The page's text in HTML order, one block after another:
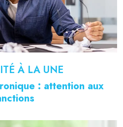
À LA UNE
: attention aux